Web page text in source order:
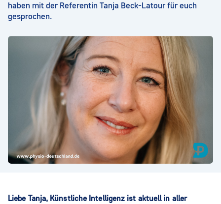
haben mit der Referentin Tanja Beck-Latour für euch
gesprochen.
Liebe Tanja, Künstliche Intelligenz ist aktuell in aller